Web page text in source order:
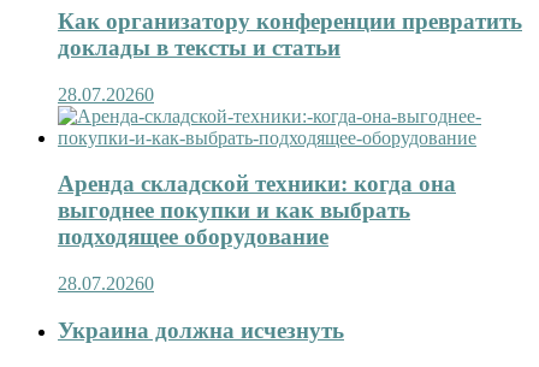
Как организатору конференции превратить
доклады в тексты и статьи
28.07.20260
Аренда складской техники: когда она
выгоднее покупки и как выбрать
подходящее оборудование
28.07.20260
Украина должна исчезнуть